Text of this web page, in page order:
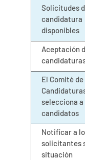
Solicitudes
candidatura
disponibles
Aceptación
El Comité de
selecciona a
candidatos
Notificar a
solicitantes
situación